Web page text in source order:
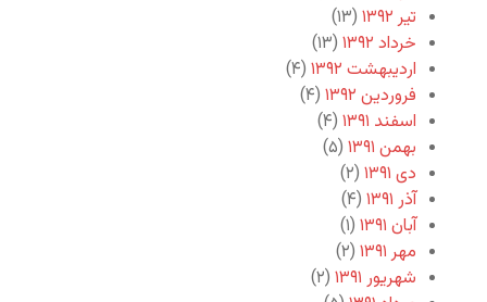
تیر ۱۳۹۲
(۱۳)
خرداد ۱۳۹۲
(۱۳)
اردیبهشت ۱۳۹۲
(۴)
فروردین ۱۳۹۲
(۴)
اسفند ۱۳۹۱
(۴)
بهمن ۱۳۹۱
(۵)
دی ۱۳۹۱
(۲)
آذر ۱۳۹۱
(۴)
آبان ۱۳۹۱
(۱)
مهر ۱۳۹۱
(۲)
شهریور ۱۳۹۱
(۲)